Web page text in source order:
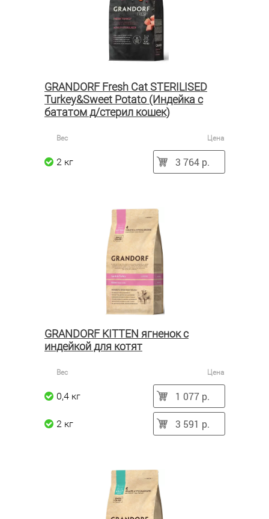
GRANDORF Fresh Cat STERILISED
Turkey&Sweet Potato (Индейка с
бататом д/стерил кошек)
Вес Цена
2 кг 3 764 р.
GRANDORF KITTEN ягненок с
индейкой для котят
Вес Цена
0,4 кг 1 077 р.
2 кг 3 591 р.